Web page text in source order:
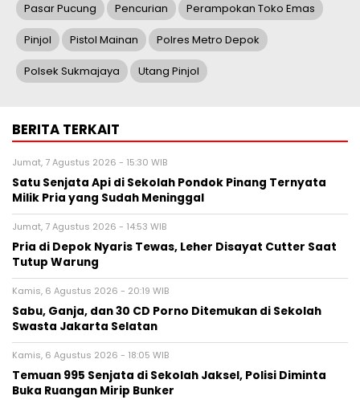
Pasar Pucung Pencurian Perampokan Toko Emas
Pinjol Pistol Mainan Polres Metro Depok
Polsek Sukmajaya Utang Pinjol
BERITA TERKAIT
Jumat, 7 Agustus 2026 - 15:30 WIB
Satu Senjata Api di Sekolah Pondok Pinang Ternyata
Milik Pria yang Sudah Meninggal
Jumat, 7 Agustus 2026 - 14:53 WIB
Pria di Depok Nyaris Tewas, Leher Disayat Cutter Saat
Tutup Warung
Kamis, 6 Agustus 2026 - 20:19 WIB
Sabu, Ganja, dan 30 CD Porno Ditemukan di Sekolah
Swasta Jakarta Selatan
Kamis, 6 Agustus 2026 - 18:05 WIB
Temuan 995 Senjata di Sekolah Jaksel, Polisi Diminta
Buka Ruangan Mirip Bunker